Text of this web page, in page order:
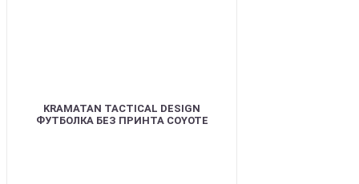
KRAMATAN TACTICAL DESIGN
ФУТБОЛКА БЕЗ ПРИНТА COYOTE